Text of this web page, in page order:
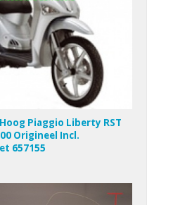
Piaggio Liberty RST
Origineel Incl.
657155